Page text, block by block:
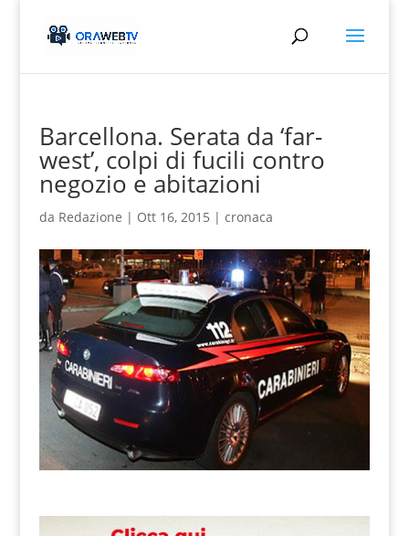
Barcellona. Serata da ‘far-
west’, colpi di fucili contro
negozio e abitazioni
da Redazione | Ott 16, 2015 | cronaca